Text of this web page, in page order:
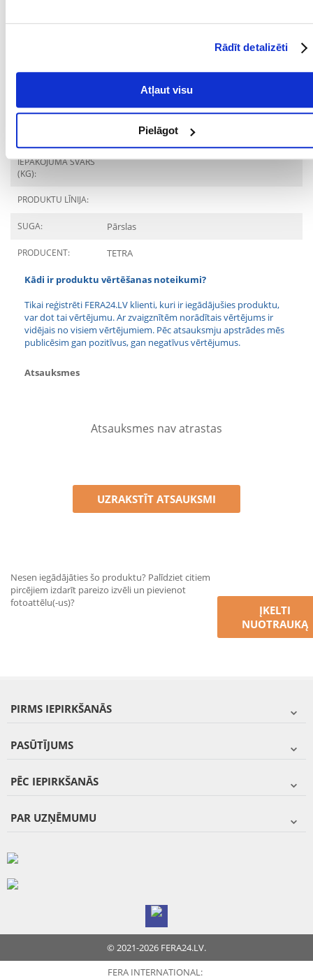
Rādīt detalizēti
Atļaut visu
Pielāgot
Vitamīni: D3 vitamīns 1760 SV/kg. Mikroelementi: mangāns (mangāna
47 mg/kg, dzelzs (dzelzs (II) sulfāta monohidrāts) 31 mg/kg. Krāsvielas,
konservanti, antioksidanti.
IEPAKOJUMA SVARS
(KG):
PRODUKTU LĪNIJA:
SUGA: Pārslas
PRODUCENT: TETRA
Kādi ir produktu vērtēšanas noteikumi?
Tikai reģistrēti FERA24.LV klienti, kuri ir iegādājušies produktu,
var dot tai vērtējumu. Ar zvaigznītēm norādītais vērtējums ir
vidējais no visiem vērtējumiem. Pēc atsauksmju apstrādes mēs
publicēsim gan pozitīvus, gan negatīvus vērtējumus.
Atsauksmes
Atsauksmes nav atrastas
UZRAKSTĪT ATSAUKSMI
Nesen iegādājāties šo produktu? Palīdziet citiem
pircējiem izdarīt pareizo izvēli un pievienot
fotoattēlu(-us)?
ĮKELTI
NUOTRAUKĄ
PIRMS IEPIRKŠANĀS
PASŪTĪJUMS
PĒC IEPIRKŠANĀS
PAR UZŅĒMUMU
© 2021-2026 FERA24.LV.
FERA INTERNATIONAL: